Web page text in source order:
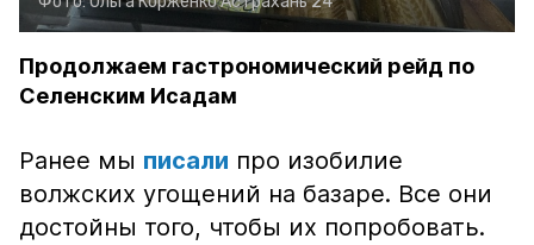
Продолжаем гастрономический рейд по
Селенским Исадам
Ранее мы писали про изобилие
волжских угощений на базаре. Все они
достойны того, чтобы их попробовать.